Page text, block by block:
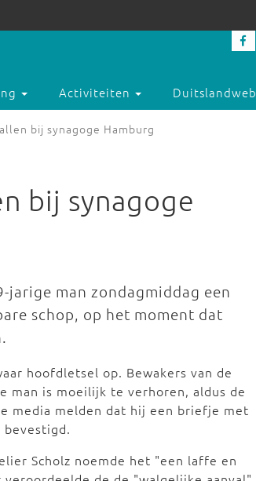
Activiteiten Duitslandweb
bij synagoge Hamburg
bij synagoge
man zondagmiddag een
schop, op het moment dat
hoofdletsel op. Bewakers van de
man is moeilijk te verhoren, aldus de
media melden dat hij een briefje met
Scholz noemde het "een laffe en